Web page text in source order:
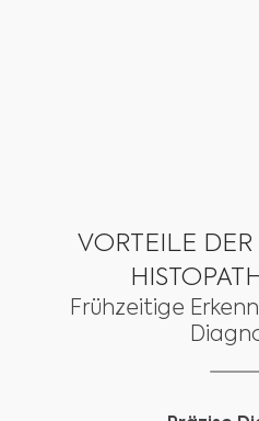
VORTEILE
Frühzeitige